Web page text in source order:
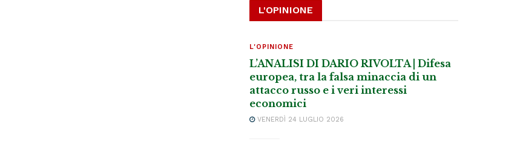
L'OPINIONE
L'OPINIONE
L’ANALISI DI DARIO RIVOLTA | Difesa
europea, tra la falsa minaccia di un
attacco russo e i veri interessi
economici
VENERDÌ 24 LUGLIO 2026